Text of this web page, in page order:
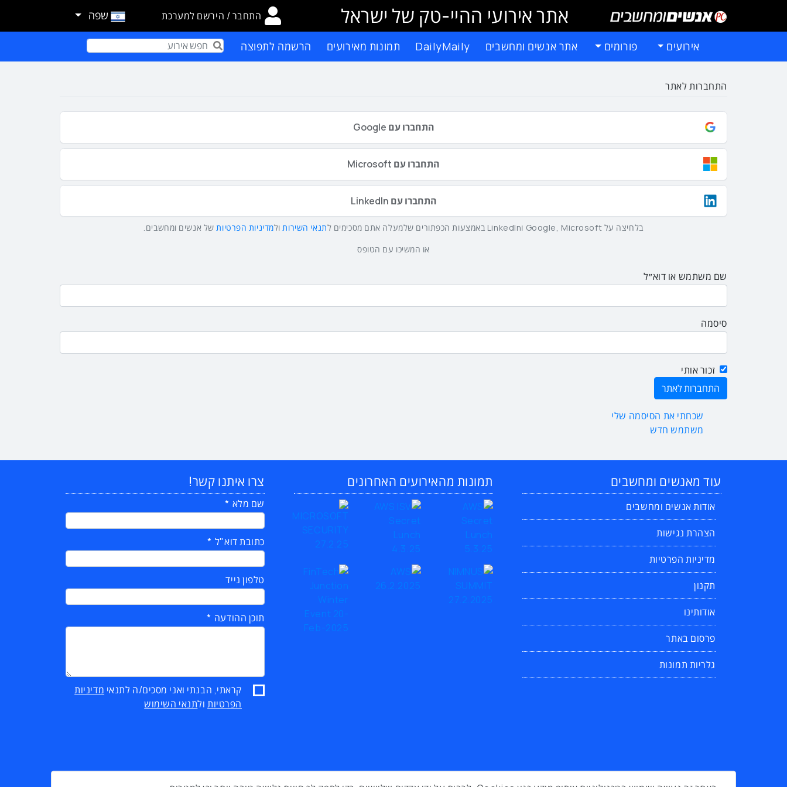
אתר אירועי ההיי-טק של ישראל התחבר / הירשם למערכת שפה
אירועים פורומים אתר אנשים ומחשבים DailyMaily תמונות מאירועים הרשמה לתפוצה Term
התחברות לאתר
התחברו עם Google
התחברו עם Microsoft
התחברו עם LinkedIn
בלחיצה על Google, Microsoft וLinkedIn באמצעות הכפתורים שלמעלה אתם מסכימים ל תנאי השירותולמדיניות הפרטיותשל אנשים ומחשבים.
או המשיכו עם הטופס
שם משתמש או דוא״ל
סיסמה
זכור אותי
שכחתי את הסיסמה שלי
משתמש חדש
עוד מאנשים ומחשבים
אודות אנשים ומחשבים
הצהרת נגישות
מדיניות הפרטיות
תקנון
אודותינו
פרסום באתר
גלריות תמונות
תמונות מהאירועים האחרונים צרו איתנו קשר!
שם מלא
כתובת דוא"ל
טלפון נייד
תוכן ההודעה
קראתי, הבנתי ואני מסכים/ה לתנאי מדיניות
הפרטיותולתנאי השימוש